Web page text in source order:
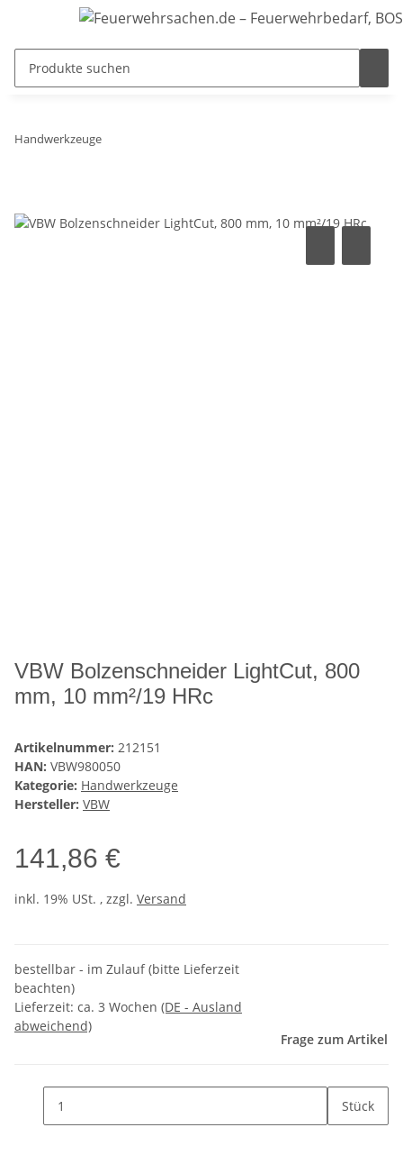
Handwerkzeuge
VBW Bolzenschneider LightCut, 800
mm, 10 mm²/19 HRc
Artikelnummer: 212151
HAN: VBW980050
Kategorie: Handwerkzeuge
Hersteller: VBW
141,86 €
inkl. 19% USt. , zzgl. Versand
bestellbar - im Zulauf (bitte Lieferzeit
beachten)
Lieferzeit: ca. 3 Wochen (DE - Ausland
abweichend)
Frage zum Artikel
Stück